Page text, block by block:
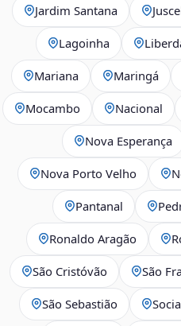
Jardim Santana
Lagoinha
Mariana Maringá
Mocambo Nacional
Nova Esperança
Nova Porto Velho
Pantanal
Ronaldo Aragão
São Cristóvão São
São Sebastião